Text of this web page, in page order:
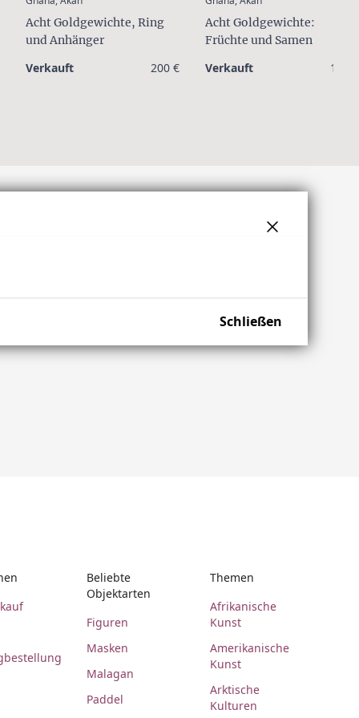
Acht Goldgewichte, Ring
und Anhänger
Verkauft 200 €
Acht Goldgewichte:
Früchte und Samen
Verkauft 120 €
Schließen
Beliebte
Objektarten
Figuren
Masken
Malagan
Paddel
Themen
Afrikanische
Kunst
Amerikanische
Kunst
Arktische
Kulturen